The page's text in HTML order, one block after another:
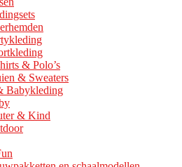
& Polo’s
& Sweaters
Babykleding
& Kind